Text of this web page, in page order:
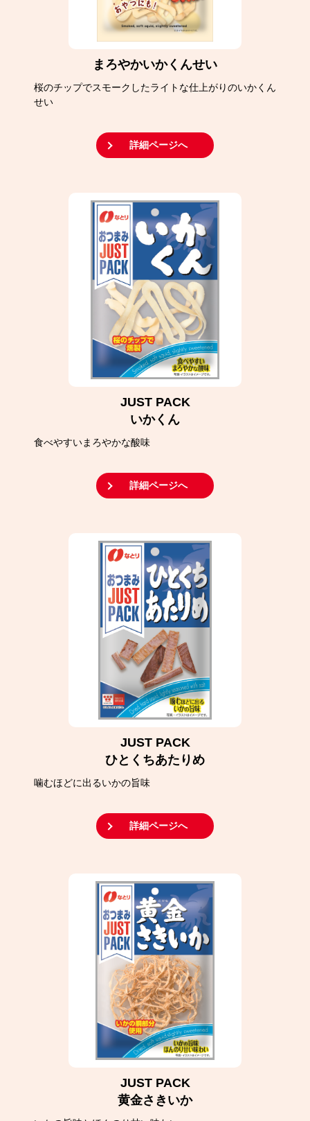
まろやかいかくんせい
桜のチップでスモークしたライトな仕上がりのいかくん
せい
詳細ページへ
JUST PACK
いかくん
食べやすいまろやかな酸味
詳細ページへ
JUST PACK
ひとくちあたりめ
噛むほどに出るいかの旨味
詳細ページへ
JUST PACK
黄金さきいか